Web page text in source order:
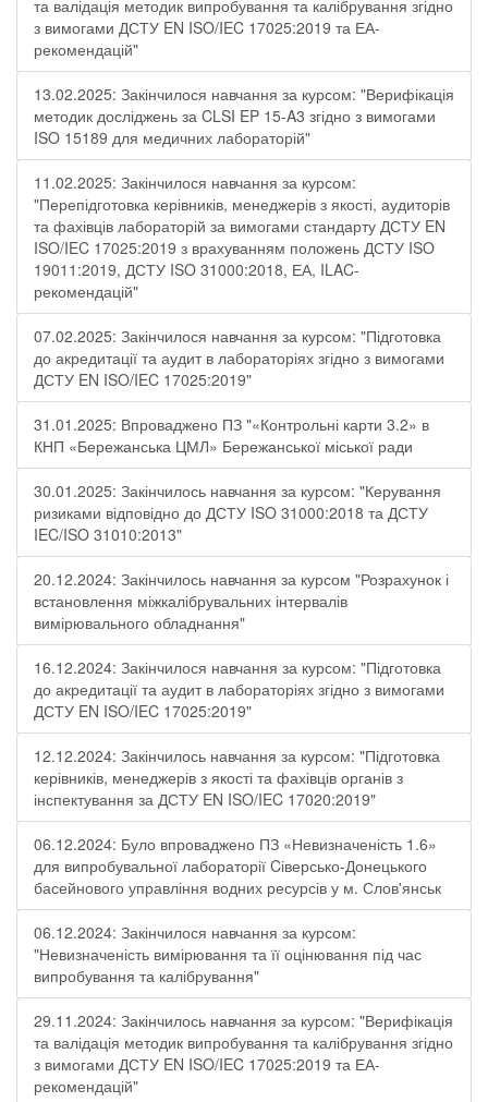
та валідація методик випробування та калібрування згідно
з вимогами ДСТУ EN ISO/IEC 17025:2019 та ЕА-
рекомендацій"
13.02.2025: Закінчилося навчання за курсом: "Верифікація
методик досліджень за CLSI EP 15-A3 згідно з вимогами
ISO 15189 для медичних лабораторій"
11.02.2025: Закінчилося навчання за курсом:
"Перепідготовка керівників, менеджерів з якості, аудиторів
та фахівців лабораторій за вимогами стандарту ДСТУ EN
ISO/IEC 17025:2019 з врахуванням положень ДСТУ ISO
19011:2019, ДСТУ ISO 31000:2018, ЕА, ILAC-
рекомендацій"
07.02.2025: Закінчилося навчання за курсом: "Підготовка
до акредитації та аудит в лабораторіях згідно з вимогами
ДСТУ EN ISO/IEC 17025:2019"
31.01.2025: Впроваджено ПЗ "«Контрольні карти 3.2» в
КНП «Бережанська ЦМЛ» Бережанської міської ради
30.01.2025: Закінчилось навчання за курсом: "Керування
ризиками відповідно до ДСТУ ISO 31000:2018 та ДСТУ
IEC/ISO 31010:2013"
20.12.2024: Закінчилось навчання за курсом "Розрахунок і
встановлення міжкалібрувальних інтервалів
вимірювального обладнання"
16.12.2024: Закінчилося навчання за курсом: "Підготовка
до акредитації та аудит в лабораторіях згідно з вимогами
ДСТУ EN ISO/IEC 17025:2019"
12.12.2024: Закінчилось навчання за курсом: "Підготовка
керівників, менеджерів з якості та фахівців органів з
інспектування за ДСТУ EN ISO/IEC 17020:2019"
06.12.2024: Було впроваджено ПЗ «Невизначеність 1.6»
для випробувальної лабораторії Cіверсько-Донецького
басейнового управління водних ресурсів у м. Слов'янськ
06.12.2024: Закінчилося навчання за курсом:
"Невизначеність вимірювання та її оцінювання під час
випробування та калібрування"
29.11.2024: Закінчилось навчання за курсом: "Верифікація
та валідація методик випробування та калібрування згідно
з вимогами ДСТУ EN ISO/IEC 17025:2019 та ЕА-
рекомендацій"